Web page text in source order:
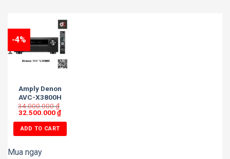
-4%
Amply Denon
AVC-X3800H
34.000.000₫
32.500.000₫
ADD TO CART
Mua ngay